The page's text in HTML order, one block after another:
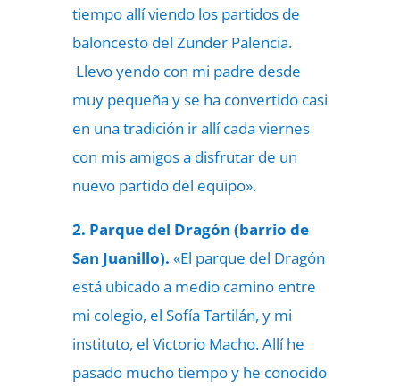
tiempo allí viendo los partidos de
baloncesto del Zunder Palencia.
Llevo yendo con mi padre desde
muy pequeña y se ha convertido casi
en una tradición ir allí cada viernes
con mis amigos a disfrutar de un
nuevo partido del equipo».
2. Parque del Dragón (barrio de
San Juanillo). «El parque del Dragón
está ubicado a medio camino entre
mi colegio, el Sofía Tartilán, y mi
instituto, el Victorio Macho. Allí he
pasado mucho tiempo y he conocido